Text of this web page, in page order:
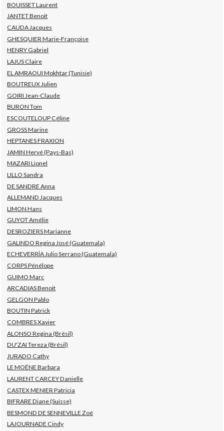
BOUISSET Laurent
JANTET Benoit
CAUDA Jacques
GHESQUIER Marie-Françoise
HENRY Gabriel
LAJUS Claire
EL AMRAOUI Mokhtar (Tunisie)
BOUTREUX Julien
GOIRI Jean-Claude
BURON Tom
ESCOUTELOUP Céline
GROSS Marine
HEPTANES FRAXION
JAMIN Hervé (Pays-Bas)
MAZARI Lionel
LILLO Sandra
DE SANDRE Anna
ALLEMAND Jacques
LIMON Hans
GUYOT Amélie
DESROZIERS Marianne
GALINDO Regina José (Guatemala)
ECHEVERRÍA Julio Serrano (Guatemala)
CORPS Pénélope
GUIMO Marc
ARCADIAS Benoit
GELGON Pablo
BOUTIN Patrick
COMBRES Xavier
ALONSO Regina (Brésil)
DU'ZAI Tereza (Brésil)
JURADO Cathy
LE MOËNE Barbara
LAURENT CARCEY Danielle
CASTEX MENIER Patricia
BIFRARE Diane (Suisse)
BESMOND DE SENNEVILLE Zoé
LAJOURNADE Cindy